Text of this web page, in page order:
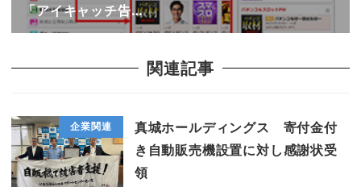
「アイキャッチ告…
関連記事
企業関連
真城ホールディングス 寄付金付
き自動販売機設置に対し感謝状受
領